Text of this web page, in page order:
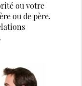
ou votre
ou de père.